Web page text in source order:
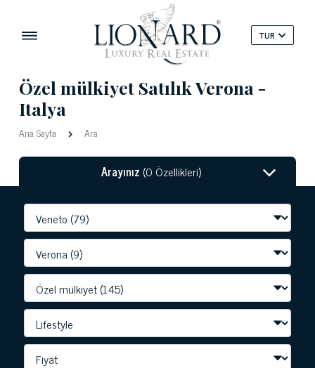
TUR
Özel mülkiyet Satılık Verona -
Italya
Ana Sayfa Ara
Arayınız (0 Özellikleri)